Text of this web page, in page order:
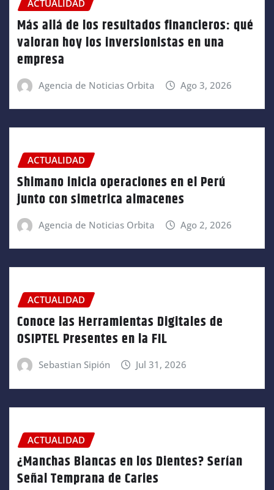
ACTUALIDAD
Más allá de los resultados financieros: qué
valoran hoy los inversionistas en una
empresa
Agencia de Noticias Orbita Ago 3, 2026
ACTUALIDAD
Shimano inicia operaciones en el Perú
junto con simetrica almacenes
Agencia de Noticias Orbita Ago 2, 2026
ACTUALIDAD
Conoce las Herramientas Digitales de
OSIPTEL Presentes en la FIL
Sebastian Sipión Jul 31, 2026
ACTUALIDAD
¿Manchas Blancas en los Dientes? Serían
Señal Temprana de Caries